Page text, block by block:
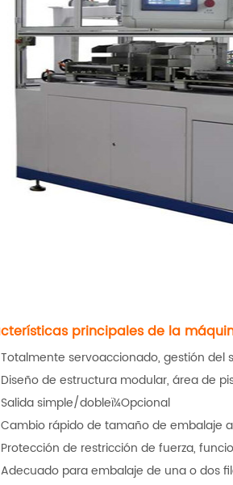
principales de la
Totalmente servoaccionado, gestión
Diseño de estructura modular, área de
Salida simple/dobleï¼Opcional
Cambio rápido de tamaño de embalaje
Protección de restricción de fuerza,
Adecuado para embalaje de una o dos